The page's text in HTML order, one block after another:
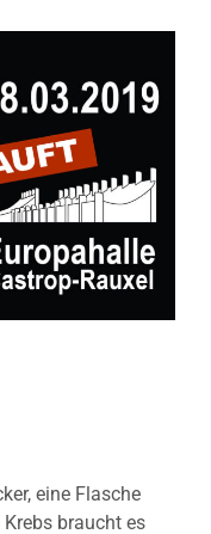
eine Flasche
braucht es